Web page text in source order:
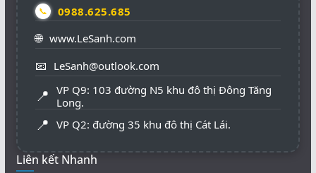
📞 0988.625.685
🌐 www.LeSanh.com
📧 LeSanh@outlook.com
📍 VP Q9: 103 đường N5 khu đô thị Đông Tăng
Long.
📍 VP Q2: đường 35 khu đô thị Cát Lái.
Liên kết Nhanh